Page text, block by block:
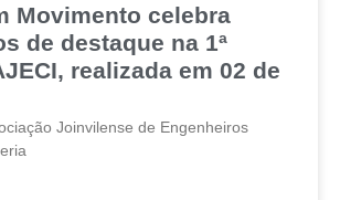
Movimento celebra
de destaque na 1ª
realizada em 02 de
Joinvilense de Engenheiros